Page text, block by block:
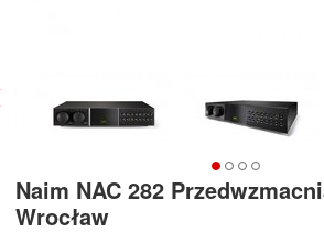
Naim NAC 282
Wrocław